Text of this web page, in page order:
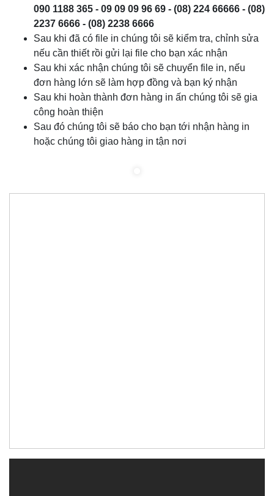
090 1188 365 - 09 09 09 96 69 - (08) 224 66666 - (08)
2237 6666 - (08) 2238 6666
Sau khi đã có file in chúng tôi sẽ kiểm tra, chỉnh sửa
nếu cần thiết rồi gửi lại file cho bạn xác nhận
Sau khi xác nhận chúng tôi sẽ chuyển file in, nếu
đơn hàng lớn sẽ làm hợp đồng và bạn ký nhận
Sau khi hoàn thành đơn hàng in ấn chúng tôi sẽ gia
công hoàn thiện
Sau đó chúng tôi sẽ báo cho bạn tới nhận hàng in
hoặc chúng tôi giao hàng in tận nơi